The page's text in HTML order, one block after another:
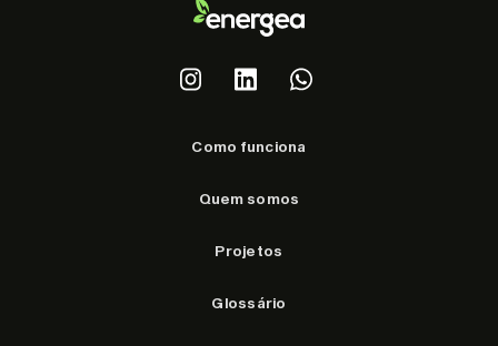
Como funciona
Quem somos
Projetos
Glossário